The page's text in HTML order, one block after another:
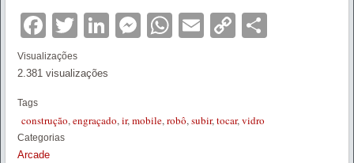
Facebook
Twitter
LinkedIn
Messenger
WhatsApp
Email
Copy
Visualizações
2.381 visualizações
Tags
construção, engraçado, ir, mobile, robô, subir, tocar, vidro
Categorias
Arcade